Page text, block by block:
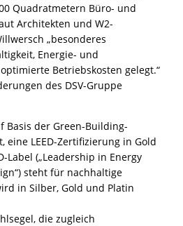
Quadratmetern Büro- und
Architekten und W2-
„besonderes
Energie- und
Betriebskosten gelegt.“
des DSV-Gruppe
Basis der Green-Building-
eine LEED-Zertifizierung in Gold
Label („Leadership in Energy
steht für nachhaltige
in Silber, Gold und Platin
die zugleich